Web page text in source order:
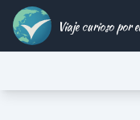
Viaje curioso por